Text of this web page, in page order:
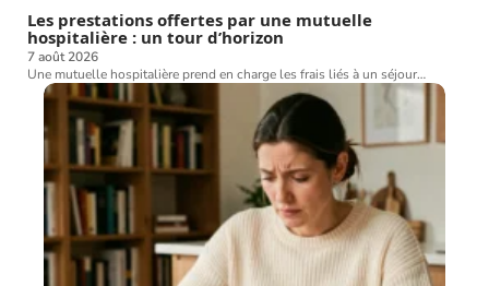
Les prestations offertes par une mutuelle
hospitalière : un tour d’horizon
7 août 2026
Une mutuelle hospitalière prend en charge les frais liés à un séjour…